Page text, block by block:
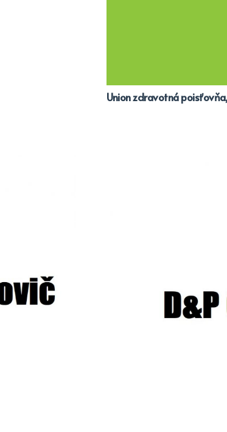
Union zdravotná